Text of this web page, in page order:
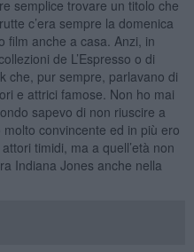
semplice trovare un titolo che
c’era sempre la domenica
film anche a casa. Anzi, in
de L’Espresso o di
che, pur sempre, parlavano di
e attrici famose. Non ho mai
sapevo di non riuscire a
convincente ed in più ero
timidi, ma a quell’età non
Indiana Jones anche nella